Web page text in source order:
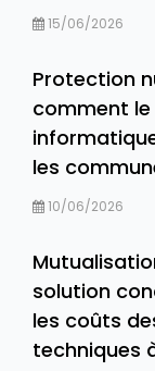
15/06/2026
Protection
comment le
les
10/06/2026
solution
les coûts
techniques